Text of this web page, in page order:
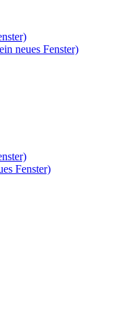
neues Fenster)
Fenster)